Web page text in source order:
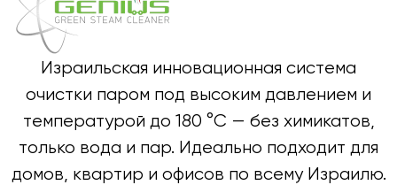
Израильская инновационная система
очистки паром под высоким давлением и
температурой до 180 °C — без химикатов,
только вода и пар. Идеально подходит для
домов, квартир и офисов по всему Израилю.